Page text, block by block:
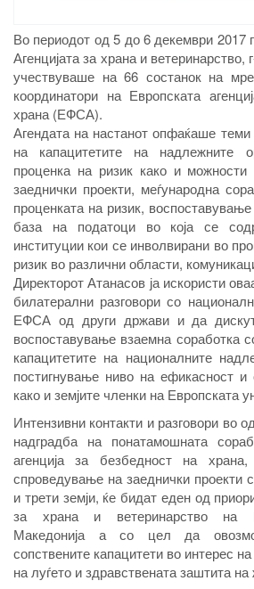
Во периодот од 5 до 6 декември 2017
Агенцијата за храна и
учествуваше на 66 состанок на
координатори на Европската
храна (ЕФСА).
Агендата на настанот опфаќаше
на капацитетите на надлежните
проценка на ризик како и
заеднички проекти, меѓународна
проценката на ризик,
база на податоци во која се
институции кои се инволвирани во
ризик во различни области,
Директорот Атанасов ја искористи
билатерални разговори со
ЕФСА од други држави и да
воспоставување взаемна соработка
капацитетите на националните
постигнување ниво на ефикасност и
како и земјите членки на Европската
Интензивни контакти и разговори во
надградба на понатамошната
агенција за безбедност на
спроведување на заеднички проекти
и трети земји, ќе бидат еден од
за храна и ветеринарство на
Македонија а со цел да
сопствените капацитети во интерес
на луѓето и здравствената заштита на